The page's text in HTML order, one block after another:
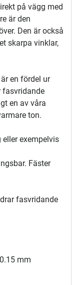
på vägg med
är den
Den är också
skarpa vinklar,
en fördel ur
fasvridande
en av våra
ton.
eller exempelvis
Fäster
fasvridande
mm